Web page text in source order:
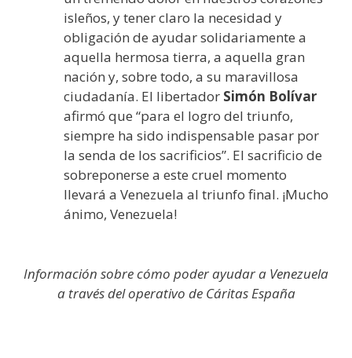
isleños, y tener claro la necesidad y
obligación de ayudar solidariamente a
aquella hermosa tierra, a aquella gran
nación y, sobre todo, a su maravillosa
ciudadanía. El libertador Simón Bolívar
afirmó que “para el logro del triunfo,
siempre ha sido indispensable pasar por
la senda de los sacrificios”. El sacrificio de
sobreponerse a este cruel momento
llevará a Venezuela al triunfo final. ¡Mucho
ánimo, Venezuela!
Información sobre cómo poder ayudar a Venezuela
a través del operativo de Cáritas España